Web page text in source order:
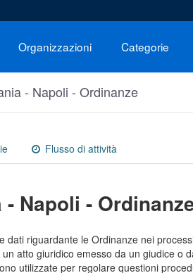
Organizzazioni Categorie
- Napoli - Ordinanze
Flusso di attività
- Napoli -
dati riguardante le Ordinanze nei
atto giuridico emesso da un giudice o
utilizzate per regolare questioni